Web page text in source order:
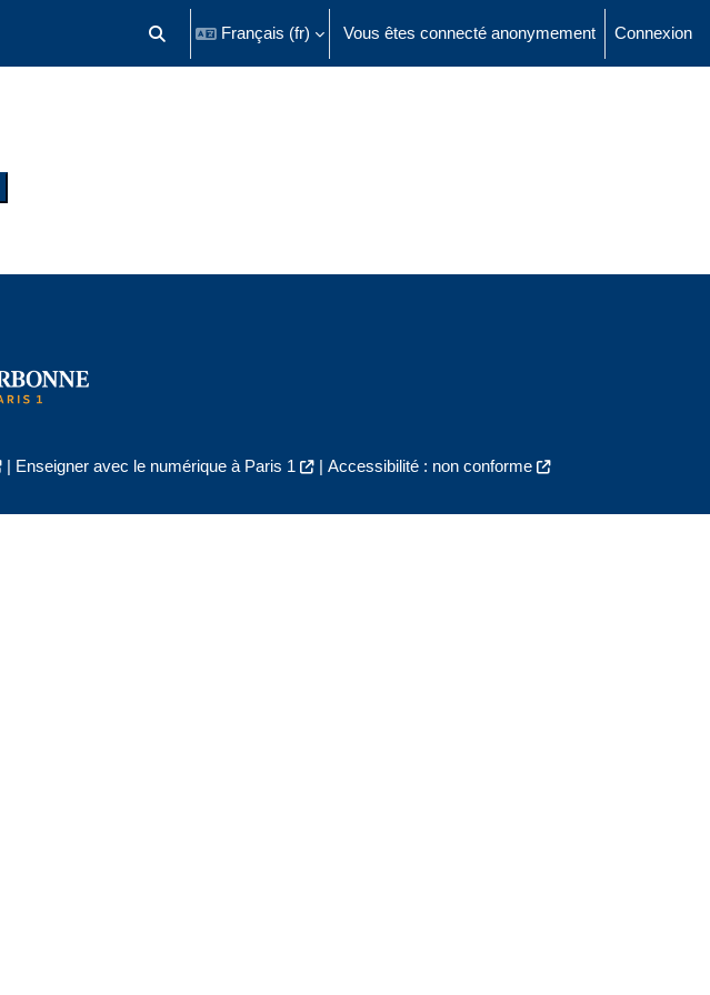
Activer/désactiver la saisie de recherche
Français ‎(fr)‎ Vous êtes connecté anonymement Connexion
| Enseigner avec le numérique à Paris 1 | Accessibilité : non conforme